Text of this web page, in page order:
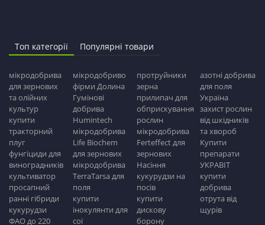
Топ категорії Популярні товари
мікродобрива
для зернових
та олійних
культур
купити
тракторний
плуг
фунгіциди для
виноградників
культиватор
просапний
ранні гібриди
кукурудзи
ФАО до 220
мікродобриво
фірми Долина
Гумінові
добрива
Humintech
мікродобрива
Life Biochem
для зернових
мікродобрива
TerraTarsa для
поля
купити
інокулянти для
сої
протруйники
зерна
прилипач для
обприскування
рослин
мікродобрива
Ferteffect для
зернових
Насіння
кукурудзи на
посів
купити
дискову
борону
азотні добрива
для поля
Україна
захист рослин
від шкідників
та хвороб
Купити
препарати
УКРАВІТ
купити
добрива
отрута від
щурів